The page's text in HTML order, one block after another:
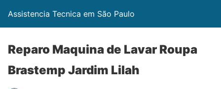
Assistencia Tecnica em São Paulo
Reparo Maquina de Lavar Roupa
Brastemp Jardim Lilah